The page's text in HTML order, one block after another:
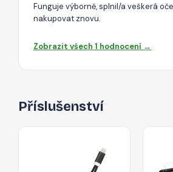
Funguje výborně, splnil/a veškerá
nakupovat znovu.
Zobrazit všech 1 hodnocení →
Příslušenství